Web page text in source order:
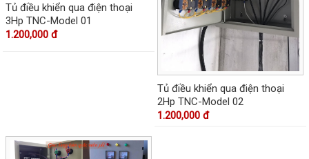
Tủ điều khiển qua điện thoại
3Hp TNC-Model 01
1.200,000 đ
Tủ điều khiển qua điện thoại
2Hp TNC-Model 02
1.200,000 đ